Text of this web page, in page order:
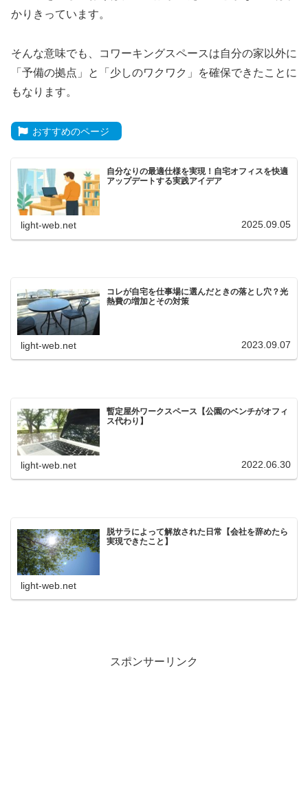
かりきっています。
そんな意味でも、コワーキングスペースは自分の家以外に
「予備の拠点」と「少しのワクワク」を確保できたことに
もなります。
おすすめのページ
自分なりの最適仕様を実現！自宅オフィスを快適
アップデートする実践アイデア
light-web.net 2025.09.05
コレが自宅を仕事場に選んだときの落とし穴？光
熱費の増加とその対策
light-web.net 2023.09.07
暫定屋外ワークスペース【公園のベンチがオフィ
ス代わり】
light-web.net 2022.06.30
脱サラによって解放された日常【会社を辞めたら
実現できたこと】
light-web.net
スポンサーリンク